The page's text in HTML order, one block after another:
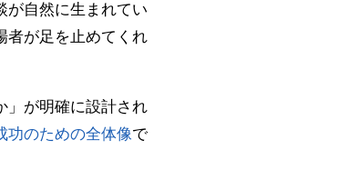
が自然に生まれてい
者が足を止めてくれ
」が明確に設計され
功のための全体像で